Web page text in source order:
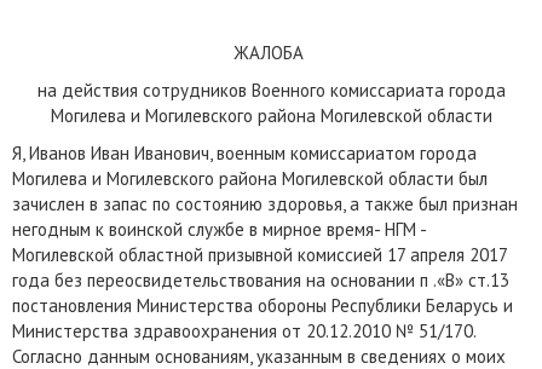
ЖАЛОБА
на действия сотрудников Военного комиссариата города
Могилева и Могилевского района Могилевской области
Я, Иванов Иван Иванович, военным комиссариатом города
Могилева и Могилевского района Могилевской области был
зачислен в запас по состоянию здоровья, а также был признан
негодным к воинской службе в мирное время- НГМ -
Могилевской областной призывной комиссией 17 апреля 2017
года без переосвидетельствования на основании п .«В» ст.13
постановления Министерства обороны Республики Беларусь и
Министерства здравоохранения от 20.12.2010 № 51/170.
Согласно данным основаниям, указанным в сведениях о моих